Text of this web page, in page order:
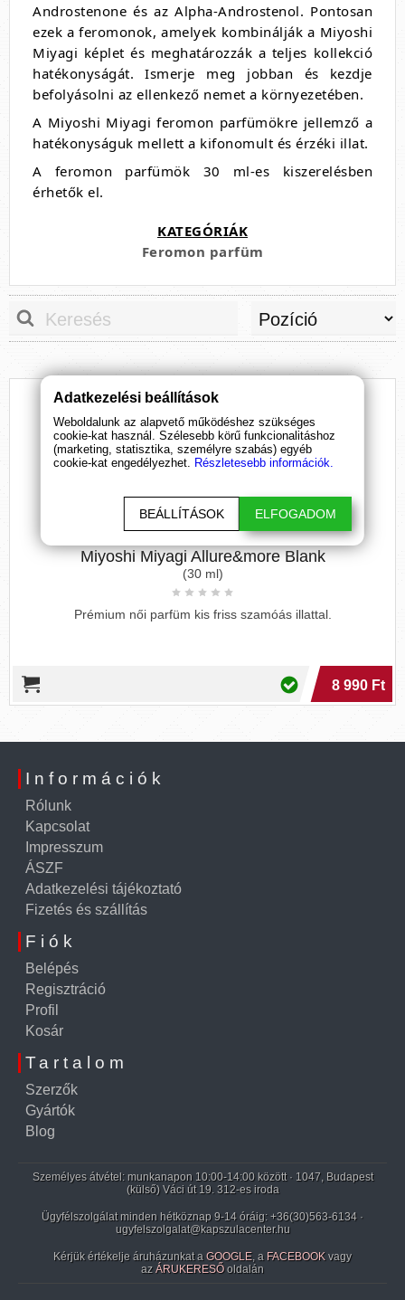
Androstenone és az Alpha-Androstenol. Pontosan
ezek a feromonok, amelyek kombinálják a Miyoshi
Miyagi képlet és meghatározzák a teljes kollekció
hatékonyságát. Ismerje meg jobban és kezdje
befolyásolni az ellenkező nemet a környezetében.
A Miyoshi Miyagi feromon parfümökre jellemző a
hatékonyságuk mellett a kifonomult és érzéki illat.
A feromon parfümök 30 ml-es kiszerelésben
érhetők el.
KATEGÓRIÁK
Feromon parfüm
Miyoshi Miyagi Allure&more Blank
(30 ml)
Prémium női parfüm kis friss szamóás illattal.
8 990 Ft
Információk
Rólunk
Kapcsolat
Impresszum
ÁSZF
Adatkezelési tájékoztató
Fizetés és szállítás
Fiók
Belépés
Regisztráció
Profil
Kosár
Tartalom
Szerzők
Gyártók
Blog
Személyes átvétel: munkanapon 10:00-14:00 között · 1047, Budapest
(külső) Váci út 19. 312-es iroda
Ügyfélszolgálat minden hétköznap 9-14 óráig: +36(30)563-6134 ·
ugyfelszolgalat@kapszulacenter.hu
Kérjük értékelje áruházunkat a GOOGLE, a FACEBOOK vagy
az ÁRUKERESŐ oldalán
Adatkezelési beállítások
Weboldalunk az alapvető működéshez szükséges
cookie-kat használ. Szélesebb körű funkcionalitáshoz
(marketing, statisztika, személyre szabás) egyéb
cookie-kat engedélyezhet. Részletesebb információk.
BEÁLLÍTÁSOK ELFOGADOM